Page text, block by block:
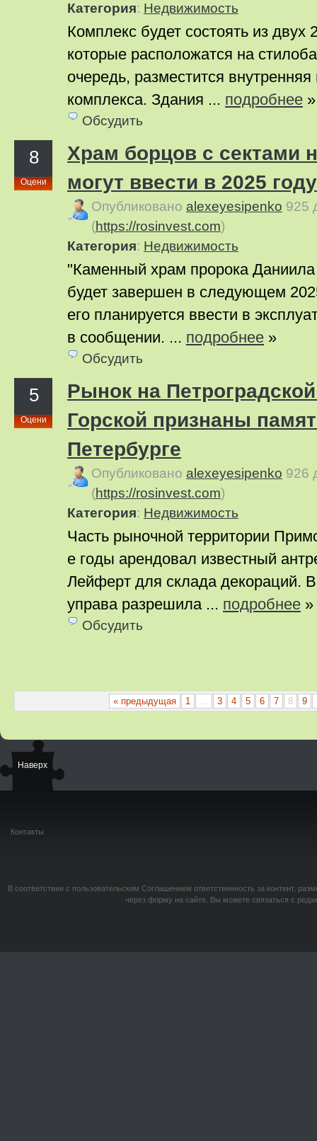
Категория: Недвижимость
Комплекс будет состоять из
которые расположатся на
очередь, разместится
комплекса. Здания ... подробнее »
Обсудить
8
Оцени
Храм борцов с сектами
могут ввести в 2025 году
Опубликовано alexeyesipenko 925
(https://rosinvest.com)
Категория: Недвижимость
"Каменный храм пророка
будет завершен в следующем
его планируется ввести в
в сообщении. ... подробнее »
Обсудить
5
Оцени
Рынок на
Горской признаны
Петербурге
Опубликовано alexeyesipenko 926
(https://rosinvest.com)
Категория: Недвижимость
Часть рыночной территории
е годы арендовал известный
Лейферт для склада декораций. В
управа разрешила ... подробнее »
Обсудить
« предыдущая 1 ... 3 4 5 6 7 8 9
Наверх
Контакты
В соответствии с пользовательским Соглашением ответственность за контент,
через форму на сайте. Вы можете связаться с